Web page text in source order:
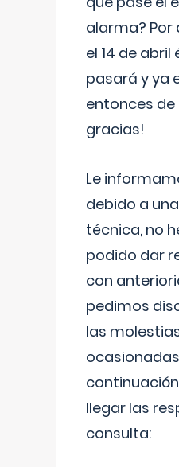
alarma?
el 14 de abril
pasará y ya
entonces
gracias!
Le
debido a
técnica, no
podido dar
con
pedimos
las
llegar las
consulta: